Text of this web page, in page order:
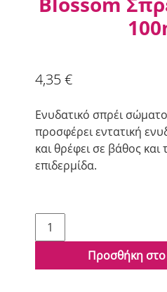
4,35€
Ενυδατικό σπρέι
προσφέρει εντατική
και θρέφει σε βάθος και
επιδερμίδα.
Aloe+
Colors
Blossom
Προσθήκη στο